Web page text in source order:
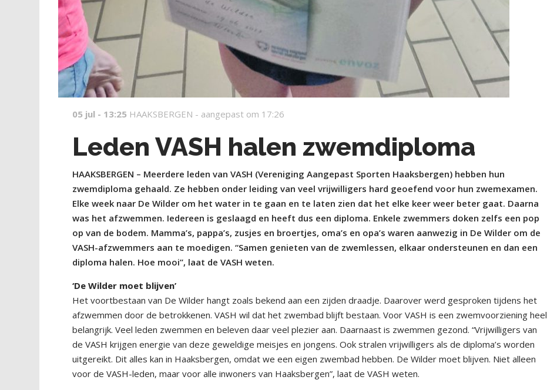
05 jul - 13:25 HAAKSBERGEN - aangepast om 17:26
Leden VASH halen zwemdiploma
HAAKSBERGEN – Meerdere leden van VASH (Vereniging Aangepast Sporten Haaksbergen) hebben hun
zwemdiploma gehaald. Ze hebben onder leiding van veel vrijwilligers hard geoefend voor hun zwemexamen.
Elke week naar De Wilder om het water in te gaan en te laten zien dat het elke keer weer beter gaat. Daarna
was het afzwemmen. Iedereen is geslaagd en heeft dus een diploma. Enkele zwemmers doken zelfs een pop
op van de bodem. Mamma’s, pappa’s, zusjes en broertjes, oma’s en opa’s waren aanwezig in De Wilder om de
VASH-afzwemmers aan te moedigen. “Samen genieten van de zwemlessen, elkaar ondersteunen en dan een
diploma halen. Hoe mooi”, laat de VASH weten.
‘De Wilder moet blijven’
Het voortbestaan van De Wilder hangt zoals bekend aan een zijden draadje. Daarover werd gesproken tijdens het
afzwemmen door de betrokkenen. VASH wil dat het zwembad blijft bestaan. Voor VASH is een zwemvoorziening heel
belangrijk. Veel leden zwemmen en beleven daar veel plezier aan. Daarnaast is zwemmen gezond. “Vrijwilligers van
de VASH krijgen energie van deze geweldige meisjes en jongens. Ook stralen vrijwilligers als de diploma’s worden
uitgereikt. Dit alles kan in Haaksbergen, omdat we een eigen zwembad hebben. De Wilder moet blijven. Niet alleen
voor de VASH-leden, maar voor alle inwoners van Haaksbergen”, laat de VASH weten.